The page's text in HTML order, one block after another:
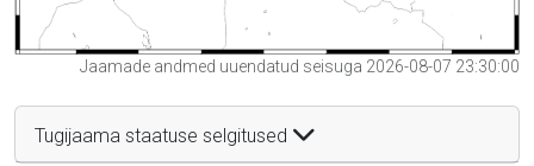
Jaamade andmed uuendatud seisuga 2026-08-07 23:30:00
Tugijaama staatuse selgitused